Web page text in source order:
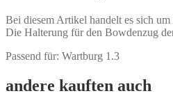
Bei diesem Artikel handelt es sich
Die Halterung für den Bowdenzug
Passend für: Wartburg 1.3
andere kauften auch